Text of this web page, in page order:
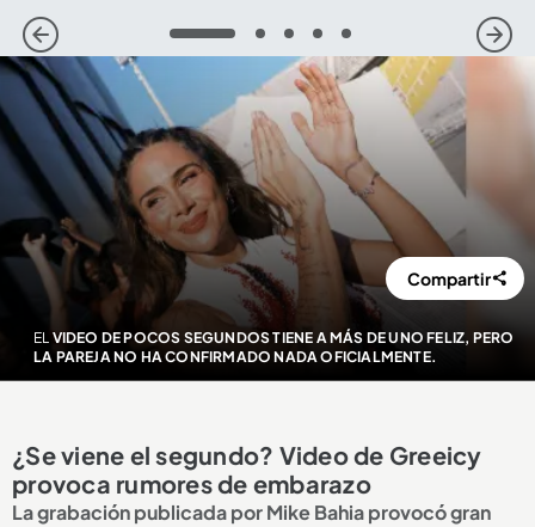
1 2 3 4 5
EL VIDEO DE POCOS SEGUNDOS TIENE A MÁS DE UNO FELIZ, PERO
LA PAREJA NO HA CONFIRMADO NADA OFICIALMENTE.
Compartir
¿Se viene el segundo? Video de Greeicy
provoca rumores de embarazo
La grabación publicada por Mike Bahia provocó gran